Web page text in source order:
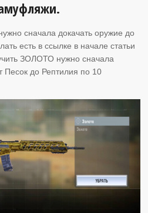
сначала докачать оружие до
есть в ссылке в начале статьи
ЗОЛОТО нужно сначала
Песок до Рептилия по 10